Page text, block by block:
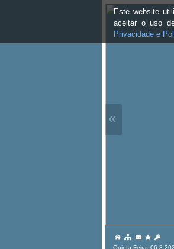
Este website
aceitar o uso
Privacidade e
«
Quinta-Feira,